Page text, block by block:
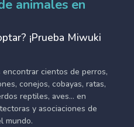
animales en
¡Prueba Miwuki
cientos de perros,
conejos, cobayas, ratas,
reptiles, aves... en
y asociaciones de
mundo.